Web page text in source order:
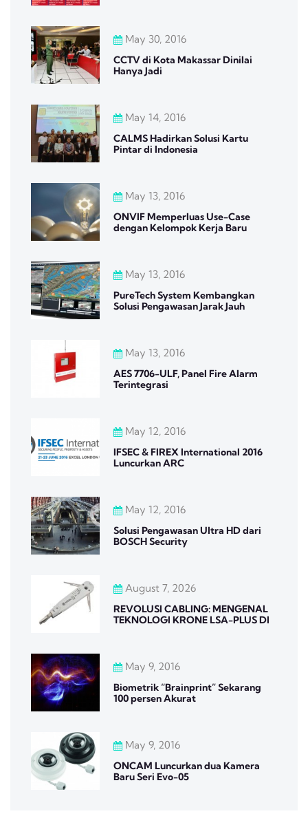
May 30, 2016
CCTV di Kota Makassar Dinilai
Hanya Jadi
May 14, 2016
CALMS Hadirkan Solusi Kartu
Pintar di Indonesia
May 13, 2016
ONVIF Memperluas Use-Case
dengan Kelompok Kerja Baru
May 13, 2016
PureTech System Kembangkan
Solusi Pengawasan Jarak Jauh
May 13, 2016
AES 7706-ULF, Panel Fire Alarm
Terintegrasi
May 12, 2016
IFSEC & FIREX International 2016
Luncurkan ARC
May 12, 2016
Solusi Pengawasan Ultra HD dari
BOSCH Security
August 7, 2026
REVOLUSI CABLING: MENGENAL
TEKNOLOGI KRONE LSA-PLUS DI
May 9, 2016
Biometrik “Brainprint” Sekarang
100 persen Akurat
May 9, 2016
ONCAM Luncurkan dua Kamera
Baru Seri Evo-05